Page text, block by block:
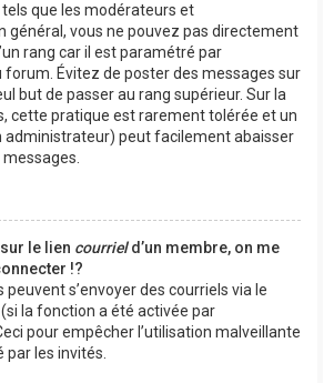
que les modérateurs et
général, vous ne pouvez pas directement
rang car il est paramétré par
forum. Évitez de poster des messages sur
but de passer au rang supérieur. Sur la
cette pratique est rarement tolérée et un
administrateur) peut facilement abaisser
le lien courrield’un membre, on me
!?
s’envoyer des courriels via le
la fonction a été activée par
pour empêcher l’utilisation malveillante
les invités.